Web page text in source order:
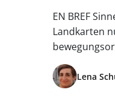
EN BREF
Landkarten
Lena